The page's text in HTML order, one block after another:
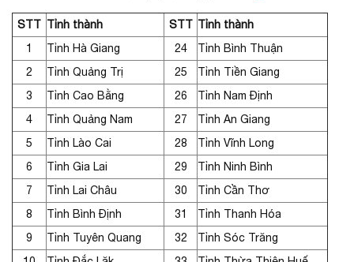
STT Tỉnh thành STT Tỉnh thành
1
Tỉnh Hà Giang 24
Tỉnh Bình Thuận
2
Tỉnh Quảng Trị 25
Tỉnh Tiền Giang
3
Tỉnh Cao Bằng 26
Tỉnh Nam Định
4
Tỉnh Quảng Nam 27
Tỉnh An Giang
5
Tỉnh Lào Cai 28
Tỉnh Vĩnh Long
6
Tỉnh Gia Lai 29
Tỉnh Ninh Bình
7
Tỉnh Lai Châu 30
Tỉnh Cần Thơ
8
Tỉnh Bình Định 31
Tỉnh Thanh Hóa
9
Tỉnh Tuyên Quang 32
Tỉnh Sóc Trăng